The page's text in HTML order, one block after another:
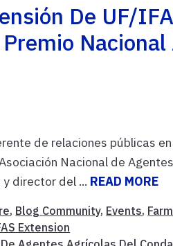
De UF/
de relaciones públicas
Nacional de
director del ... READ MORE
, Blog Community, Events,
Extension